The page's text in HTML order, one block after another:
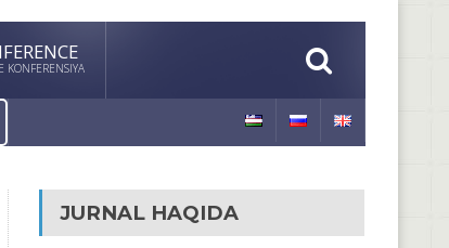
KONFERENSIYA
JURNAL HAQIDA